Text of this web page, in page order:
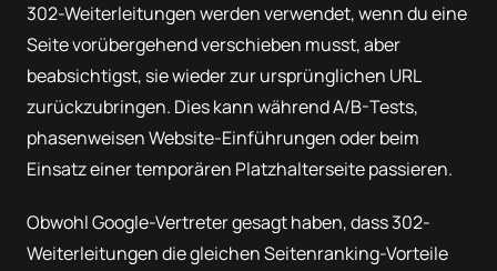
302-Weiterleitungen werden verwendet, wenn du eine
Seite vorübergehend verschieben musst, aber
beabsichtigst, sie wieder zur ursprünglichen URL
zurückzubringen. Dies kann während A/B-Tests,
phasenweisen Website-Einführungen oder beim
Einsatz einer temporären Platzhalterseite passieren.
Obwohl Google-Vertreter gesagt haben, dass 302-
Weiterleitungen die gleichen Seitenranking-Vorteile